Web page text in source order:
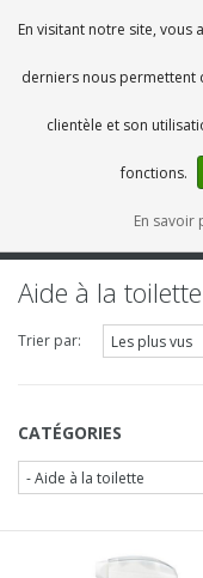
FR
Aide à la toilette
Trier par:
CATÉGORIES
En visitant notre site, vous
derniers nous permettent
clientèle et son
fonctions.
En savoir